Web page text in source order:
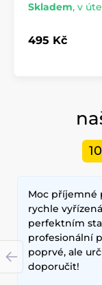
Skladem, v
495 Kč
Moc příjemné
rychle
perfektním
profesionální
poprvé, ale
doporučit!